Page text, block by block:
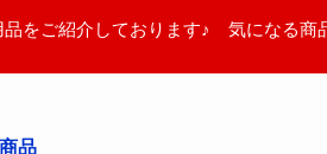
をご紹介しております♪ 気になる
品